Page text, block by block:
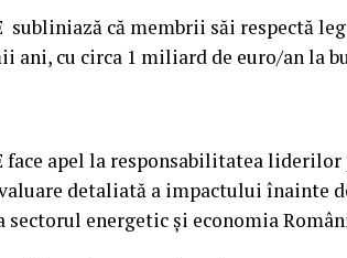
subliniază că membrii săi respectă
ani, cu circa 1 miliard de euro/an la
face apel la responsabilitatea
detaliată a impactului înainte
sectorul energetic şi economia